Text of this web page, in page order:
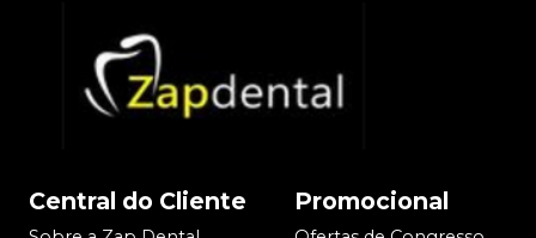
Central do Cliente Promocional